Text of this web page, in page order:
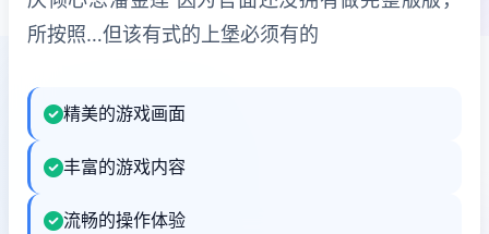
所按照…但该有式的上堡必须有的
精美的游戏画面
丰富的游戏内容
流畅的操作体验